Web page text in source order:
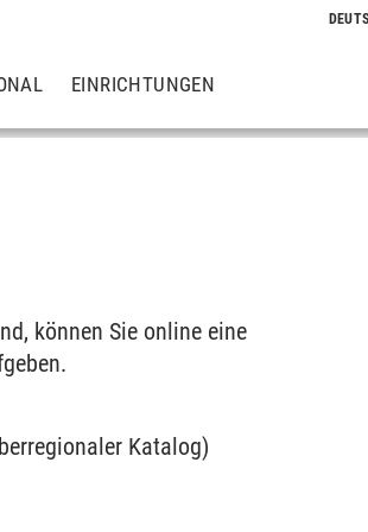
EINRICHTUNGEN
können Sie online eine
Katalog)